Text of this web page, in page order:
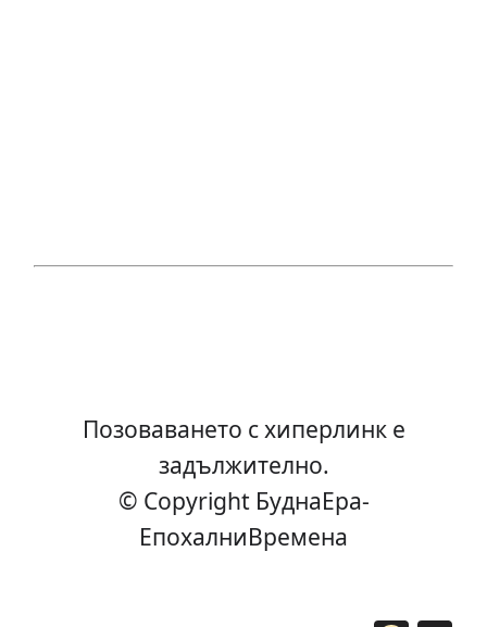
Позоваването с хиперлинк е
задължително.
© Copyright БуднаEра-
ЕпохалниВремена